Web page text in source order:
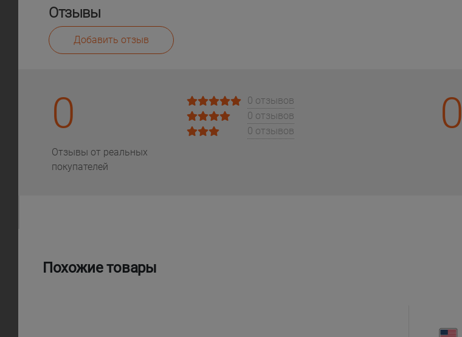
Отзывы
Добавить отзыв
0
Отзывы от реальных
покупателей
0 отзывов
0 отзывов
0 отзывов
0
Похожие товары